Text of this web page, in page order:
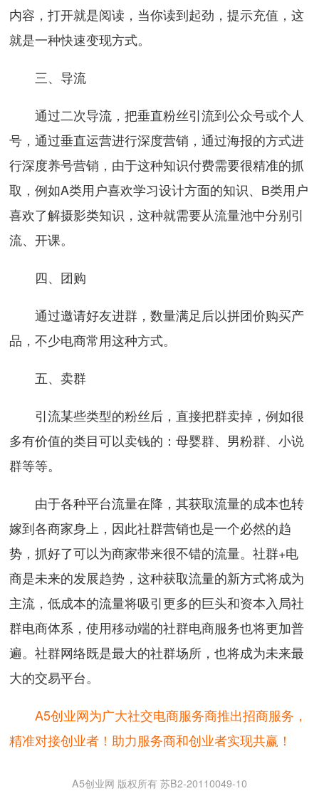
内容，打开就是阅读，当你读到起劲，提示充值，这
就是一种快速变现方式。
三、导流
通过二次导流，把垂直粉丝引流到公众号或个人
号，通过垂直运营进行深度营销，通过海报的方式进
行深度养号营销，由于这种知识付费需要很精准的抓
取，例如A类用户喜欢学习设计方面的知识、B类用户
喜欢了解摄影类知识，这种就需要从流量池中分别引
流、开课。
四、团购
通过邀请好友进群，数量满足后以拼团价购买产
品，不少电商常用这种方式。
五、卖群
引流某些类型的粉丝后，直接把群卖掉，例如很
多有价值的类目可以卖钱的：母婴群、男粉群、小说
群等等。
由于各种平台流量在降，其获取流量的成本也转
嫁到各商家身上，因此社群营销也是一个必然的趋
势，抓好了可以为商家带来很不错的流量。社群+电
商是未来的发展趋势，这种获取流量的新方式将成为
主流，低成本的流量将吸引更多的巨头和资本入局社
群电商体系，使用移动端的社群电商服务也将更加普
遍。社群网络既是最大的社群场所，也将成为未来最
大的交易平台。
A5创业网为广大社交电商服务商推出招商服务，
精准对接创业者！助力服务商和创业者实现共赢！
A5创业网 版权所有 苏B2-20110049-10